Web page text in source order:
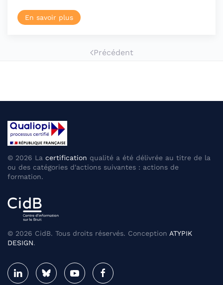
En savoir plus
Précédent
© 2026 La certification qualité a été délivrée au titre de la
ou des catégories d'actions suivantes : actions de
formation.
© 2026 CidB. Tous droits réservés. Conception ATYPIK
DESIGN.